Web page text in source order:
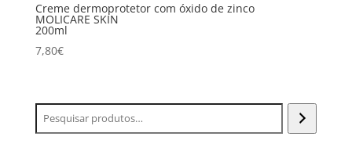
Creme dermoprotetor com óxido de zinco
MOLICARE SKIN
200ml
7,80€